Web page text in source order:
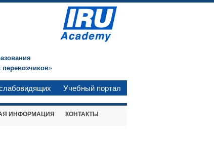
Учебный портал
ИНФОРМАЦИЯ КОНТАКТЫ